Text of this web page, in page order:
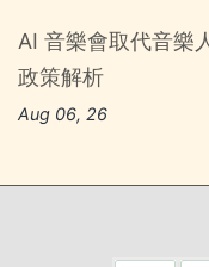
AI 音樂會取代音樂
政策解析
Aug 06, 26